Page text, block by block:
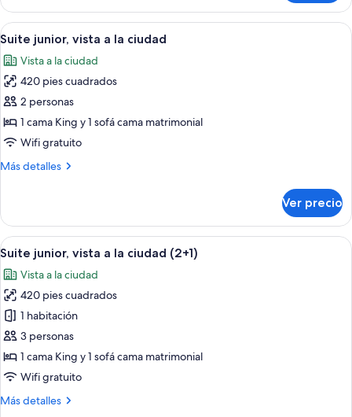
junior
(2+1)
Abrir
todas
las
fotos
de
Suite
junior,
a
Habitación de hotel con cama,
10
Suite junior, vista a la ciudad
Vista a la ciudad
420 pies cuadrados
2 personas
1 cama King y 1 sofá cama matrimonial
Wifi gratuito
Más detalles
Más
junior,
vista
a
ciudad
Ver precio
Abrir
todas
las
fotos
de
Suite
junior,
vista
la
Habitación de hotel con cama,
10
Suite junior, vista a la ciudad (2+1)
Vista a la ciudad
420 pies cuadrados
1 habitación
3 personas
1 cama King y 1 sofá cama matrimonial
Wifi gratuito
Más detalles
Más